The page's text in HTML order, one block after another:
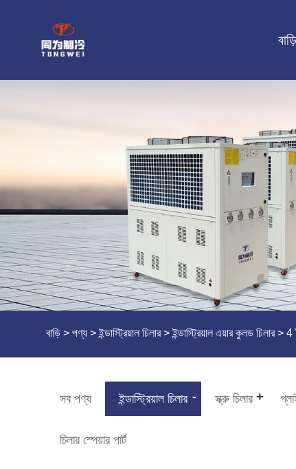
বাড়ি
বাড়ি > পণ্য >ইন্ডাস্ট্রিয়াল চিলার>ইন্ডাস্ট্রিয়াল এয়ার কুলড চিলার> 4
সব পণ্য ইন্ডাস্ট্রিয়াল চিলার স্ক্রু চিলার
চিলার স্পেয়ার পার্ট